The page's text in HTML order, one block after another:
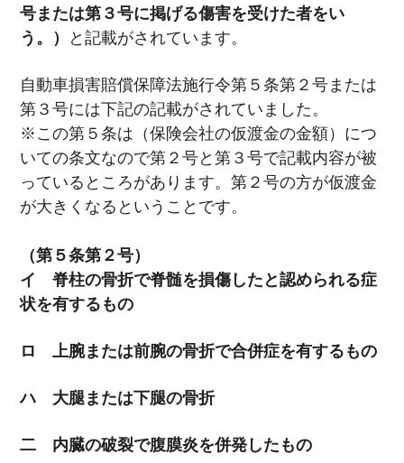
号または第３号に掲げる傷害を受けた者をい
う。）
と記載がされています。
自動車損害賠償保障法施行令第５条第２号または
第３号には下記の記載がされていました。
※この第５条は（保険会社の仮渡金の金額）につ
いての条文なので第２号と第３号で記載内容が被
っているところがあります。第２号の方が仮渡金
が大きくなるということです。
（第５条第２号）
イ 脊柱の骨折で脊髄を損傷したと認められる症
状を有するもの
ロ 上腕または前腕の骨折で合併症を有するもの
ハ 大腿または下腿の骨折
二 内臓の破裂で腹膜炎を併発したもの